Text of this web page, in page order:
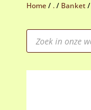
Home/ ./ Banket/
Producten
zoeken